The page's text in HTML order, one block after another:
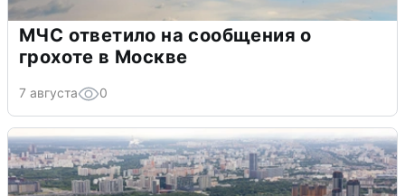
МЧС ответило на сообщения о
грохоте в Москве
7 августа 0